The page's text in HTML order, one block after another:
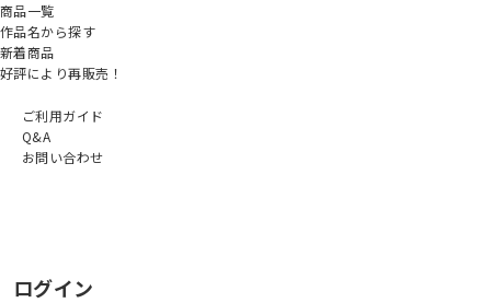
商品一覧
作品名から探す
新着商品
好評により再販売！
ご利用ガイド
Q&A
お問い合わせ
ログイン